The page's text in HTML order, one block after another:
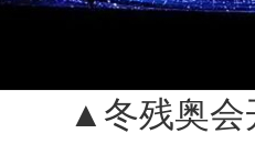
▲冬残奥会